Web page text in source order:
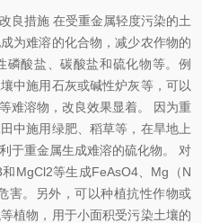
良措施 在受重金属轻度污染的土
为难溶的化合物，减少农作物的
酸盐、碳酸盐和硫化物等。例
中施用石灰或碱性炉灰等，可以
难溶物，改良效果显着。 因为重
中施用绿肥、稻草等，在旱地上
于重金属生成难溶的硫化物。 对
MgCl2等生成FeAsO4、Mg（N
害。另外，可以种植抗性作物或
植物，用于小面积受污染土壤的